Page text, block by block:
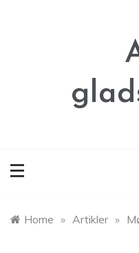
Home » Artikler »